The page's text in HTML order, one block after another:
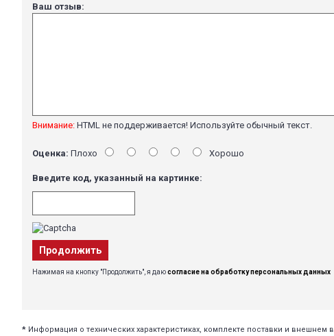
Ваш отзыв:
Внимание: HTML не поддерживается! Используйте обычный текст.
Оценка: Плохо Хорошо
Введите код, указанный на картинке:
Продолжить
Нажимая на кнопку "Продолжить", я даюсогласие на обработку персональных данных
* Информация о технических характеристиках, комплекте поставки и